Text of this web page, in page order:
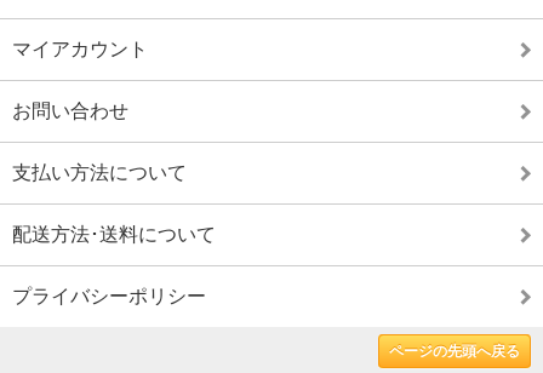
マイアカウント
お問い合わせ
支払い方法について
配送方法･送料について
プライバシーポリシー
ページの先頭へ戻る